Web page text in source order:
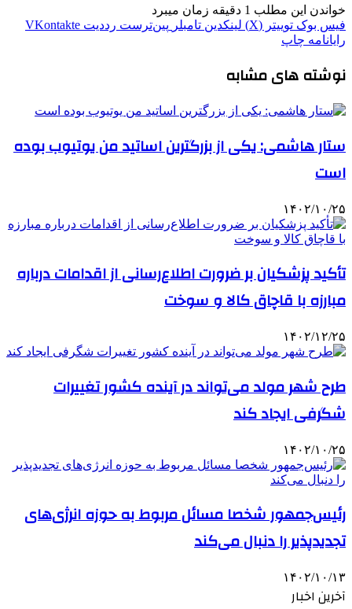
خواندن این مطلب 1 دقیقه زمان میبرد
فیس بوک توییتر (X) لینکدین ‫تامبلر ‫پین‌ترست ‫رددیت ‫VKontakte
رایانامه چاپ
نوشته های مشابه
ستار هاشمی: یکی از بزرگترین اساتید من یوتیوب بوده
است
۱۴۰۲/۱۰/۲۵
تأکید پزشکیان بر ضرورت اطلاع‌رسانی از اقدامات درباره
مبارزه با قاچاق کالا و سوخت
۱۴۰۲/۱۲/۲۵
طرح شهر مولد می‌تواند در آینده کشور تغییرات
شگرفی ایجاد کند
۱۴۰۲/۱۰/۲۵
رئیس‌جمهور شخصا مسائل مربوط به حوزه انرژی‌های
تجدیدپذیر را دنبال می‌کند
۱۴۰۲/۱۰/۱۳
آخرین اخبار